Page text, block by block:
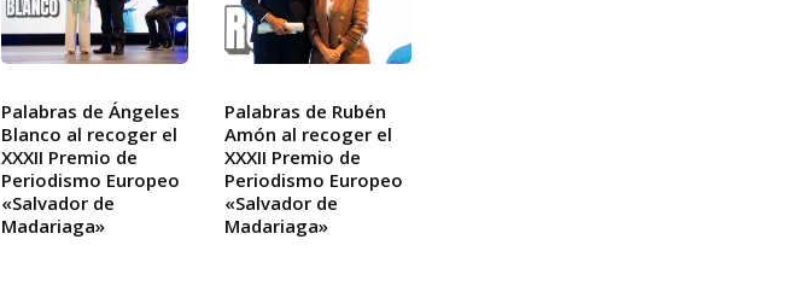
Palabras de Ángeles
Blanco al recoger el
XXXII Premio de
Periodismo Europeo
«Salvador de
Madariaga»
Palabras de Rubén
Amón al recoger el
XXXII Premio de
Periodismo Europeo
«Salvador de
Madariaga»